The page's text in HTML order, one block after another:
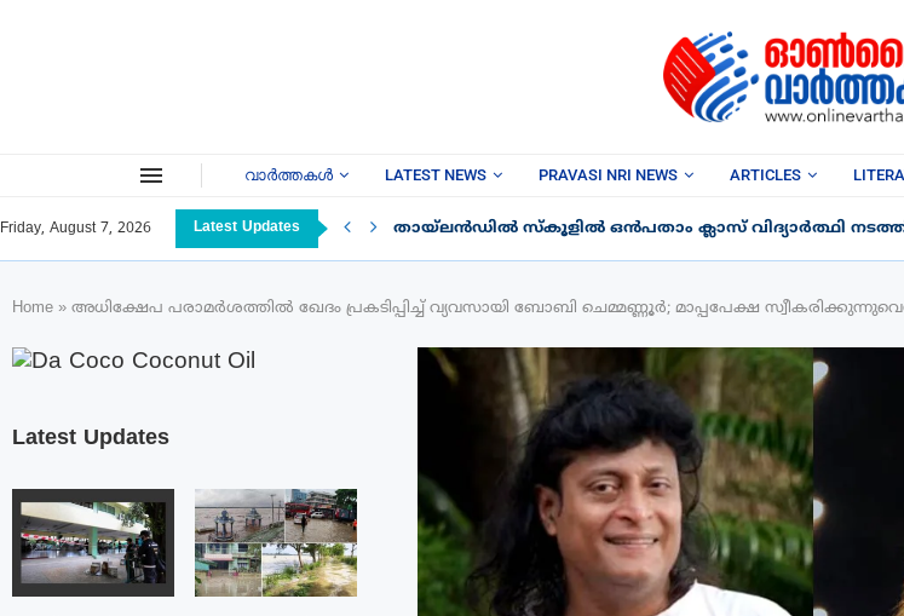
വാർത്തകൾ LATEST NEWS PRAVASI NRI NEWS ARTICLES
Friday, August 7, 2026 Latest Updates തായ്‌ലൻഡിൽ സ്കൂളിൽ ഒൻപതാം ക്ലാസ് വിദ്യാർത്ഥി
Home » അധിക്ഷേപ പരാമർശത്തിൽ ഖേദം പ്രകടിപ്പിച്ച് വ്യവസായി ബോബി ചെമ്മണ്ണൂർ; മാപ്പപേക്ഷ
Latest Updates